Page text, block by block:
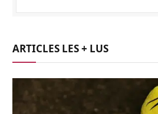
ARTICLES LES + LUS